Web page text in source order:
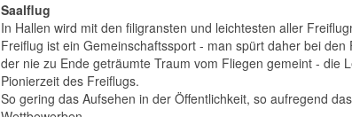
Saalflug
In Hallen wird mit den filigransten und leichtesten aller
Freiflug ist ein Gemeinschaftssport - man spürt daher bei
der nie zu Ende geträumte Traum vom Fliegen gemeint - die
Pionierzeit des Freiflugs.
So gering das Aufsehen in der Öffentlichkeit, so aufregend